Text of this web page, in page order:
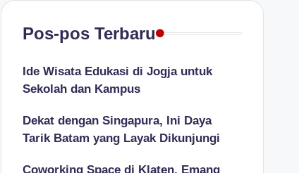
Pos-pos Terbaru
Ide Wisata Edukasi di Jogja untuk
Sekolah dan Kampus
Dekat dengan Singapura, Ini Daya
Tarik Batam yang Layak Dikunjungi
Coworking Space di Klaten, Emang